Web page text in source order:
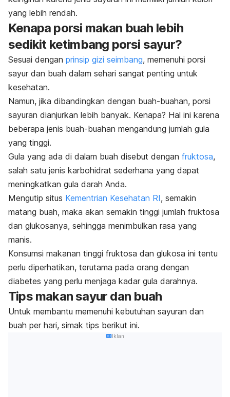
yang lebih rendah.
Kenapa porsi makan buah lebih
sedikit ketimbang porsi sayur?
Sesuai dengan prinsip gizi seimbang, memenuhi porsi
sayur dan buah dalam sehari sangat penting untuk
kesehatan.
Namun, jika dibandingkan dengan buah-buahan, porsi
sayuran dianjurkan lebih banyak. Kenapa? Hal ini karena
beberapa jenis buah-buahan mengandung jumlah gula
yang tinggi.
Gula yang ada di dalam buah disebut dengan fruktosa,
salah satu jenis karbohidrat sederhana yang dapat
meningkatkan gula darah Anda.
Mengutip situs Kementrian Kesehatan RI, semakin
matang buah, maka akan semakin tinggi jumlah fruktosa
dan glukosanya, sehingga menimbulkan rasa yang
manis.
Konsumsi makanan tinggi fruktosa dan glukosa ini tentu
perlu diperhatikan, terutama pada orang dengan
diabetes yang perlu menjaga kadar gula darahnya.
Tips makan sayur dan buah
Untuk membantu memenuhi kebutuhan sayuran dan
buah per hari, simak tips berikut ini.
Iklan